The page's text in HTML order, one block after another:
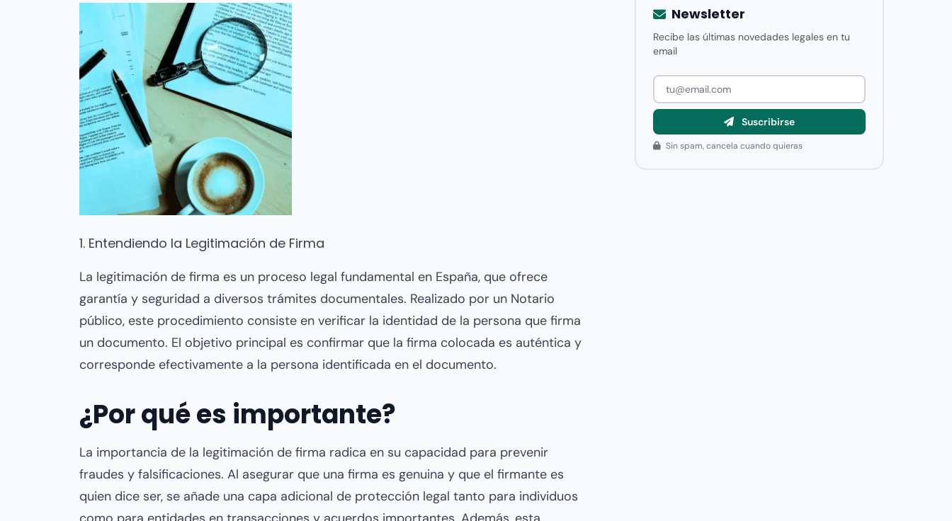
1. Entendiendo la Legitimación de Firma
La legitimación de firma es un proceso legal fundamental en España, que ofrece
garantía y seguridad a diversos trámites documentales. Realizado por un Notario
público, este procedimiento consiste en verificar la identidad de la persona que firma
un documento. El objetivo principal es confirmar que la firma colocada es auténtica y
corresponde efectivamente a la persona identificada en el documento.
¿Por qué es importante?
La importancia de la legitimación de firma radica en su capacidad para prevenir
fraudes y falsificaciones. Al asegurar que una firma es genuina y que el firmante es
quien dice ser, se añade una capa adicional de protección legal tanto para individuos
Newsletter
Recibe las últimas novedades legales en tu
email
Suscribirse
Sin spam, cancela cuando quieras